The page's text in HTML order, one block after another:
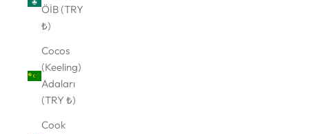
ÖİB (TRY
₺)
Cocos
(Keeling)
Adaları
(TRY ₺)
Cook